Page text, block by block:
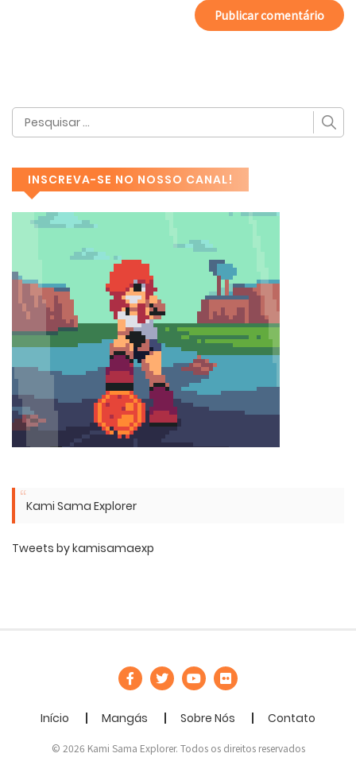
INSCREVA-SE NO NOSSO CANAL!
Kami Sama Explorer
Tweets by kamisamaexp
Início Mangás Sobre Nós Contato
© 2026 Kami Sama Explorer. Todos os direitos reservados